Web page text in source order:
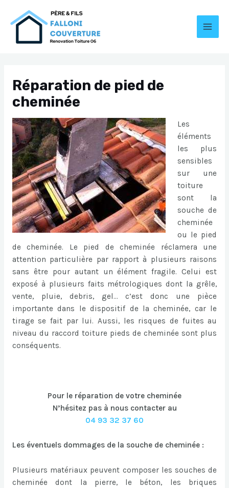
Réparation de pied de
cheminée
Les
éléments
les plus
sensibles
sur une
toiture
sont la
souche de
cheminée
ou le pied
de cheminée. Le pied de cheminée réclamera une
attention particulière par rapport à plusieurs raisons
sans être pour autant un élément fragile. Celui est
exposé à plusieurs faits métrologiques dont la grêle,
vente, pluie, debris, gel… c’est donc une pièce
importante dans le dispositif de la cheminée, car le
tirage se fait par lui. Aussi, les risques de fuites au
niveau du raccord toiture pieds de cheminée sont plus
conséquents.
Pour le réparation de votre cheminée
N’hésitez pas à nous contacter au
04 93 32 37 60
Les éventuels dommages de la souche de cheminée :
Plusieurs matériaux peuvent composer les souches de
cheminée dont la pierre, le béton, les briques